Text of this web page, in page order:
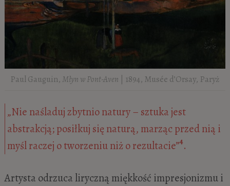
Paul Gauguin, Młyn w Pont-Aven | 1894, Musée d’Orsay, Paryż
„Nie naśladuj zbytnio natury – sztuka jest
abstrakcją; posiłkuj się naturą, marząc przed nią i
myśl raczej o tworzeniu niż o rezultacie”4.
Artysta odrzuca liryczną miękkość impresjonizmu i